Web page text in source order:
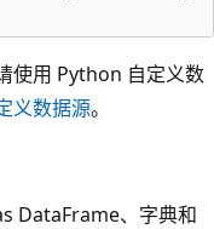
使用 Python 自定义数
义数据源。
DataFrame、字典和